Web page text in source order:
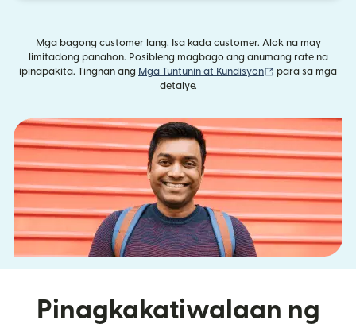
Mga bagong customer lang. Isa kada customer. Alok na may
limitadong panahon. Posibleng magbago ang anumang rate na
ipinapakita. Tingnan ang Mga Tuntunin at Kundisyon (bubukas sa
para sa mga
detalye.
Pinagkakatiwalaan ng